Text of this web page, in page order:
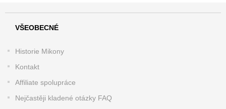
VŠEOBECNÉ
Historie Mikony
Kontakt
Affiliate spolupráce
Nejčastěji kladené otázky FAQ